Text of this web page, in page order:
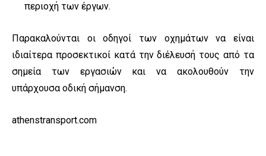
περιοχή των έργων.
Παρακαλούνται οι οδηγοί των οχημάτων να είναι
ιδιαίτερα προσεκτικοί κατά την διέλευσή τους από τα
σημεία των εργασιών και να ακολουθούν την
υπάρχουσα οδική σήμανση.
athenstransport.com